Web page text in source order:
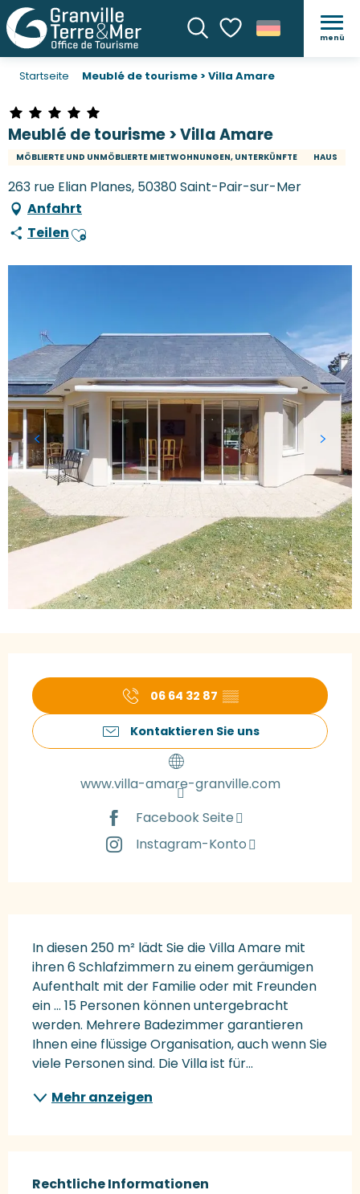
SucheVoir les favoris
menü
Startseite Meublé de tourisme > Villa Amare
Meublé de tourisme > Villa Amare
MÖBLIERTE UND UNMÖBLIERTE MIETWOHNUNGEN, UNTERKÜNFTE HAUS
263 rue Elian Planes, 50380 Saint-Pair-sur-Mer
Anfahrt
TeilenAjouter aux favoris
06 64 32 87 ▒▒
Kontaktieren Sie uns
www.villa-amare-granville.com
Facebook Seite
Instagram-Konto
In diesen 250 m² lädt Sie die Villa Amare mit
ihren 6 Schlafzimmern zu einem geräumigen
Aufenthalt mit der Familie oder mit Freunden
ein ... 15 Personen können untergebracht
werden. Mehrere Badezimmer garantieren
Ihnen eine flüssige Organisation, auch wenn Sie
viele Personen sind. Die Villa ist für...
Mehr anzeigen
Rechtliche Informationen
Rechtliche Informationen